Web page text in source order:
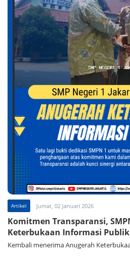
Artikel Jumat, 02 Januari 2026
Komitmen Transparansi,
Keterbukaan Informasi Publik
Kembali menerima Anugerah